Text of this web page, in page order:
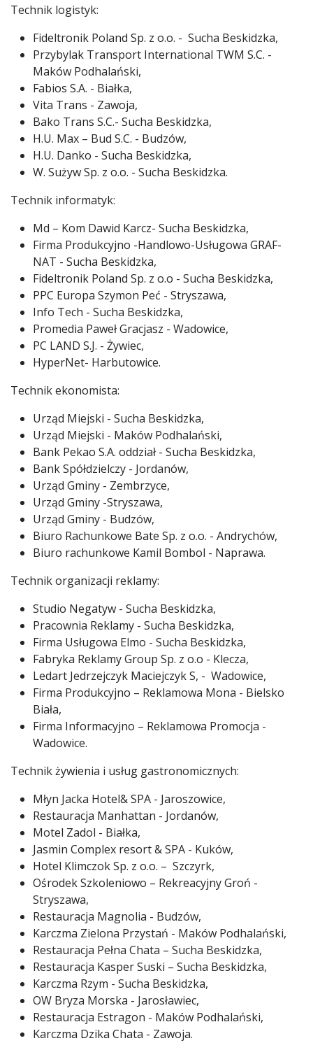
Technik logistyk:
Fideltronik Poland Sp. z o.o. - Sucha Beskidzka,
Przybylak Transport International TWM S.C. -
Maków Podhalański,
Fabios S.A. - Białka,
Vita Trans - Zawoja,
Bako Trans S.C.- Sucha Beskidzka,
H.U. Max – Bud S.C. - Budzów,
H.U. Danko - Sucha Beskidzka,
W. Sużyw Sp. z o.o. - Sucha Beskidzka.
Technik informatyk:
Md – Kom Dawid Karcz- Sucha Beskidzka,
Firma Produkcyjno -Handlowo-Usługowa GRAF-
NAT - Sucha Beskidzka,
Fideltronik Poland Sp. z o.o - Sucha Beskidzka,
PPC Europa Szymon Peć - Stryszawa,
Info Tech - Sucha Beskidzka,
Promedia Paweł Gracjasz - Wadowice,
PC LAND S.J. - Żywiec,
HyperNet- Harbutowice.
Technik ekonomista:
Urząd Miejski - Sucha Beskidzka,
Urząd Miejski - Maków Podhalański,
Bank Pekao S.A. oddział - Sucha Beskidzka,
Bank Spółdzielczy - Jordanów,
Urząd Gminy - Zembrzyce,
Urząd Gminy -Stryszawa,
Urząd Gminy - Budzów,
Biuro Rachunkowe Bate Sp. z o.o. - Andrychów,
Biuro rachunkowe Kamil Bombol - Naprawa.
Technik organizacji reklamy:
Studio Negatyw - Sucha Beskidzka,
Pracownia Reklamy - Sucha Beskidzka,
Firma Usługowa Elmo - Sucha Beskidzka,
Fabryka Reklamy Group Sp. z o.o - Klecza,
Ledart Jedrzejczyk Maciejczyk S, - Wadowice,
Firma Produkcyjno – Reklamowa Mona - Bielsko
Biała,
Firma Informacyjno – Reklamowa Promocja -
Wadowice.
Technik żywienia i usług gastronomicznych:
Młyn Jacka Hotel& SPA - Jaroszowice,
Restauracja Manhattan - Jordanów,
Motel Zadol - Białka,
Jasmin Complex resort & SPA - Kuków,
Hotel Klimczok Sp. z o.o. – Szczyrk,
Ośrodek Szkoleniowo – Rekreacyjny Groń -
Stryszawa,
Restauracja Magnolia - Budzów,
Karczma Zielona Przystań - Maków Podhalański,
Restauracja Pełna Chata – Sucha Beskidzka,
Restauracja Kasper Suski – Sucha Beskidzka,
Karczma Rzym - Sucha Beskidzka,
OW Bryza Morska - Jarosławiec,
Restauracja Estragon - Maków Podhalański,
Karczma Dzika Chata - Zawoja.